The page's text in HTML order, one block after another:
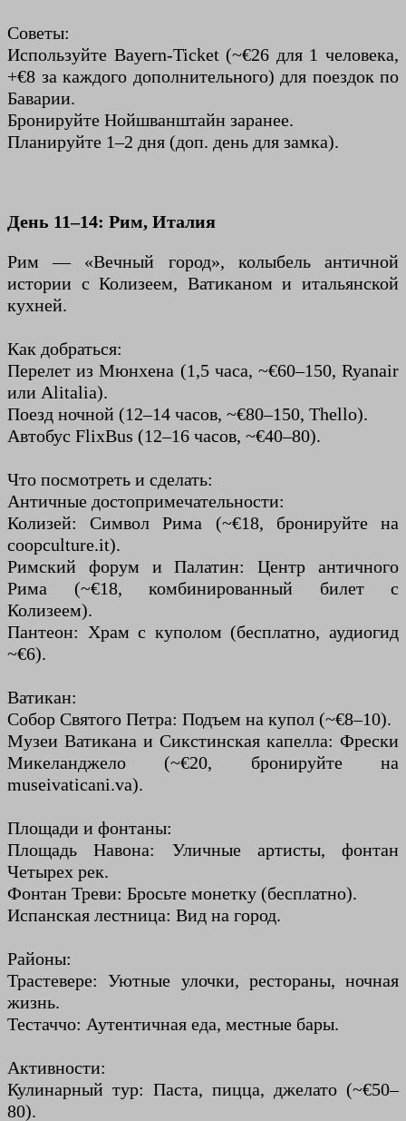
Советы:
Используйте Bayern-Ticket (~€26 для 1 человека,
+€8 за каждого дополнительного) для поездок по
Баварии.
Бронируйте Нойшванштайн заранее.
Планируйте 1–2 дня (доп. день для замка).
День 11–14: Рим, Италия
Рим — «Вечный город», колыбель античной
истории с Колизеем, Ватиканом и итальянской
кухней.
Как добраться:
Перелет из Мюнхена (1,5 часа, ~€60–150, Ryanair
или Alitalia).
Поезд ночной (12–14 часов, ~€80–150, Thello).
Автобус FlixBus (12–16 часов, ~€40–80).
Что посмотреть и сделать:
Античные достопримечательности:
Колизей: Символ Рима (~€18, бронируйте на
coopculture.it).
Римский форум и Палатин: Центр античного
Рима (~€18, комбинированный билет с
Колизеем).
Пантеон: Храм с куполом (бесплатно, аудиогид
~€6).
Ватикан:
Собор Святого Петра: Подъем на купол (~€8–10).
Музеи Ватикана и Сикстинская капелла: Фрески
Микеланджело (~€20, бронируйте на
museivaticani.va).
Площади и фонтаны:
Площадь Навона: Уличные артисты, фонтан
Четырех рек.
Фонтан Треви: Бросьте монетку (бесплатно).
Испанская лестница: Вид на город.
Районы:
Трастевере: Уютные улочки, рестораны, ночная
жизнь.
Тестаччо: Аутентичная еда, местные бары.
Активности:
Кулинарный тур: Паста, пицца, джелато (~€50–
80).